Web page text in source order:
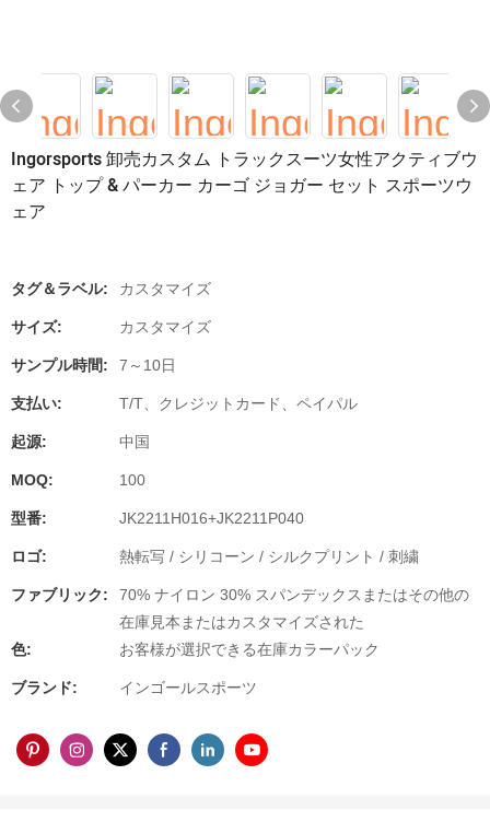
Ingorsports 卸売カスタム トラックスーツ女性アクティブウ
ェア トップ & パーカー カーゴ ジョガー セット スポーツウ
ェア
タグ＆ラベル: カスタマイズ
サイズ: カスタマイズ
サンプル時間: 7～10日
支払い: T/T、クレジットカード、ペイパル
起源: 中国
MOQ: 100
型番: JK2211H016+JK2211P040
ロゴ: 熱転写 / シリコーン / シルクプリント / 刺繍
ファブリック:
70% ナイロン 30% スパンデックスまたはその他の
在庫見本またはカスタマイズされた
色:
お客様が選択できる在庫カラーパック
ブランド: インゴールスポーツ